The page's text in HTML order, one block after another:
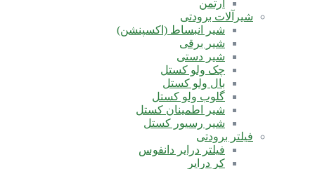
آرتمن
شیرآلات برودتی
شیر انبساط (اکسپنشن)
شیر برقی
شیر دستی
چک ولو کستل
بال ولو کستل
گلوب ولو کستل
شیر اطمینان کستل
شیر رسیور کستل
فیلتر برودتی
فیلتر درایر دانفوس
کر درایر